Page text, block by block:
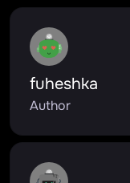
fuheshka
Author